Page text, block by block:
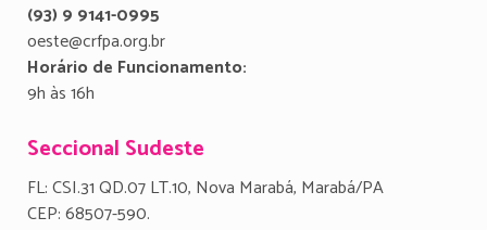
(93) 9 9141-0995
oeste@crfpa.org.br
Horário de Funcionamento:
9h às 16h
Seccional Sudeste
FL: CSI.31 QD.07 LT.10, Nova Marabá, Marabá/PA
CEP: 68507-590.